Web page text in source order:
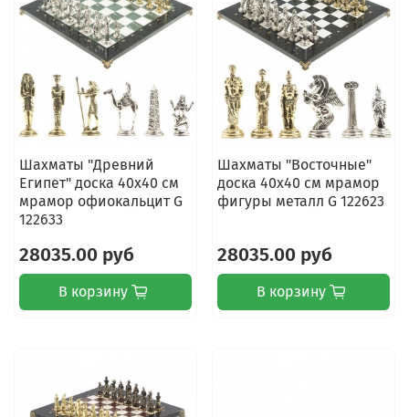
Шахматы "Древний
Египет" доска 40х40 см
мрамор офиокальцит G
122633
28035.00 руб
В корзину
Шахматы "Восточные"
доска 40х40 см мрамор
фигуры металл G 122623
28035.00 руб
В корзину